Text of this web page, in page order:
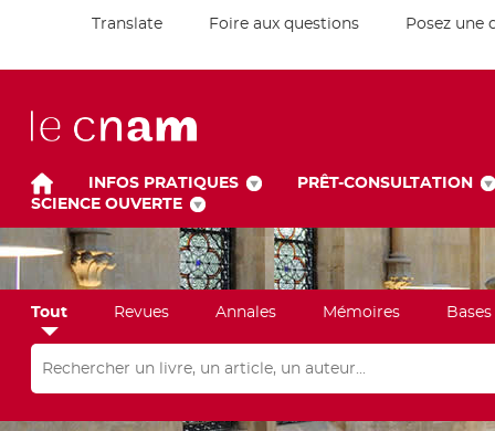
Translate Foire aux questions Posez une
INFOS PRATIQUES
PRÊT-CONSULTATION
SCIENCE OUVERTE
Tout Revues Annales Mémoires
Rechercher dans "Tout"